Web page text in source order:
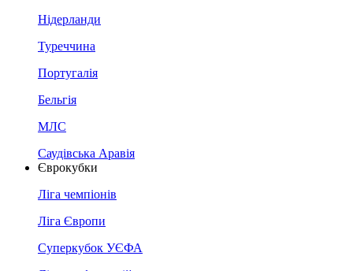
Нідерланди
Туреччина
Португалія
Бельгія
МЛС
Саудівська Аравія
Єврокубки
Ліга чемпіонів
Ліга Європи
Суперкубок УЄФА